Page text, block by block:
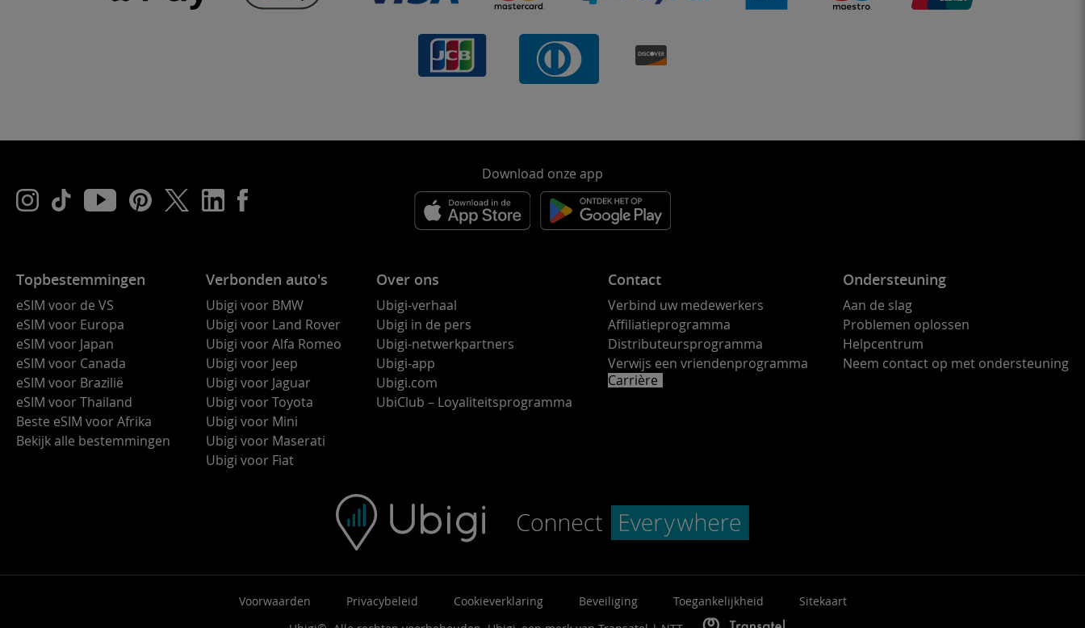
Download onze app
Topbestemmingen
eSIM voor de VS
eSIM voor Europa
eSIM voor Japan
eSIM voor Canada
eSIM voor Brazilië
eSIM voor Thailand
Beste eSIM voor Afrika
Bekijk alle bestemmingen
Verbonden auto's
Ubigi voor BMW
Ubigi voor Land Rover
Ubigi voor Alfa Romeo
Ubigi voor Jeep
Ubigi voor Jaguar
Ubigi voor Toyota
Ubigi voor Mini
Ubigi voor Maserati
Ubigi voor Fiat
Over ons
Ubigi-verhaal
Ubigi in de pers
Ubigi-netwerkpartners
Ubigi-app
Ubigi.com
UbiClub – Loyaliteitsprogramma
Contact
Verbind uw medewerkers
Affiliatieprogramma
Distributeursprogramma
Verwijs een vriendenprogramma
Carrière
Ondersteuning
Aan de slag
Problemen oplossen
Helpcentrum
Neem contact op met ondersteuning
Voorwaarden Privacybeleid Cookieverklaring Beveiliging Toegankelijkheid
Sitekaart